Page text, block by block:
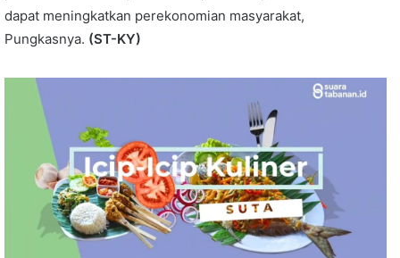
dapat meningkatkan perekonomian masyarakat,
Pungkasnya. (ST-KY)